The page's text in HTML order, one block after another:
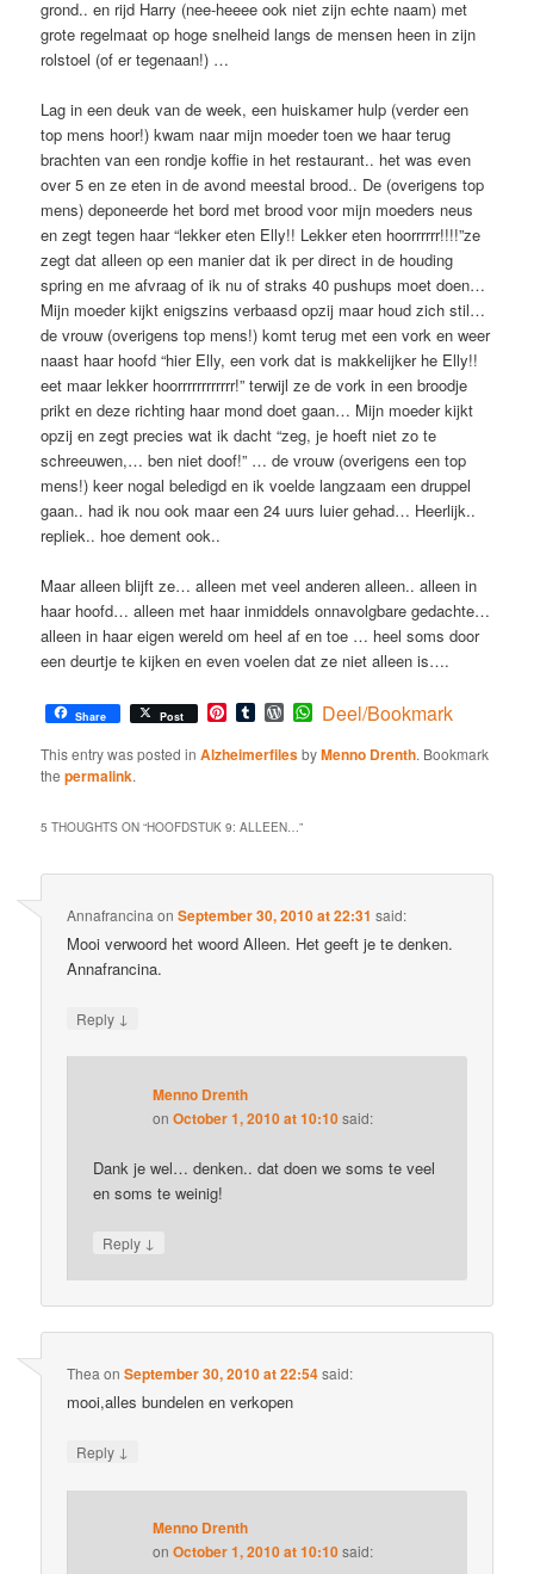
grond.. en rijd Harry (nee-heeee ook niet zijn echte naam) met
grote regelmaat op hoge snelheid langs de mensen heen in zijn
rolstoel (of er tegenaan!) …
Lag in een deuk van de week, een huiskamer hulp (verder een
top mens hoor!) kwam naar mijn moeder toen we haar terug
brachten van een rondje koffie in het restaurant.. het was even
over 5 en ze eten in de avond meestal brood.. De (overigens top
mens) deponeerde het bord met brood voor mijn moeders neus
en zegt tegen haar “lekker eten Elly!! Lekker eten hoorrrrrr!!!!”ze
zegt dat alleen op een manier dat ik per direct in de houding
spring en me afvraag of ik nu of straks 40 pushups moet doen…
Mijn moeder kijkt enigszins verbaasd opzij maar houd zich stil…
de vrouw (overigens top mens!) komt terug met een vork en weer
naast haar hoofd “hier Elly, een vork dat is makkelijker he Elly!!
eet maar lekker hoorrrrrrrrrrrr!” terwijl ze de vork in een broodje
prikt en deze richting haar mond doet gaan… Mijn moeder kijkt
opzij en zegt precies wat ik dacht “zeg, je hoeft niet zo te
schreeuwen,… ben niet doof!” … de vrouw (overigens een top
mens!) keer nogal beledigd en ik voelde langzaam een druppel
gaan.. had ik nou ook maar een 24 uurs luier gehad… Heerlijk..
repliek.. hoe dement ook..
Maar alleen blijft ze… alleen met veel anderen alleen.. alleen in
haar hoofd… alleen met haar inmiddels onnavolgbare gedachte…
alleen in haar eigen wereld om heel af en toe … heel soms door
een deurtje te kijken en even voelen dat ze niet alleen is….
Share Post Pinterest
TumblrWordPress
WhatsApp
Deel/Bookmark
This entry was posted inAlzheimerfilesbyMenno Drenth. Bookmark
thepermalink.
5 THOUGHTS ON “HOOFDSTUK 9: ALLEEN…”
Annafrancina onSeptember 30, 2010 at 22:31 said:
Mooi verwoord het woord Alleen. Het geeft je te denken.
Annafrancina.
Reply ↓
Menno Drenth
onOctober 1, 2010 at 10:10said:
Dank je wel… denken.. dat doen we soms te veel
en soms te weinig!
Reply ↓
Thea onSeptember 30, 2010 at 22:54said:
mooi,alles bundelen en verkopen
Reply ↓
Menno Drenth
onOctober 1, 2010 at 10:10said: